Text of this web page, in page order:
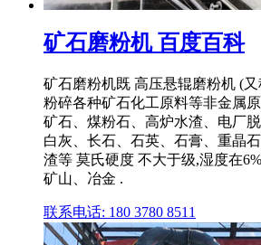
矿石磨粉机 百度百科
矿石磨粉机既 高压悬辊磨粉机 (
粉碎各种矿石化工原料等非金属
矿石、煤粉石、高炉水渣、电厂
白灰、长石、石英、石膏、重晶
渣等 莫氏硬度 不大于级,湿度在
矿山、冶金 .
联系电话: 180 3780 8511